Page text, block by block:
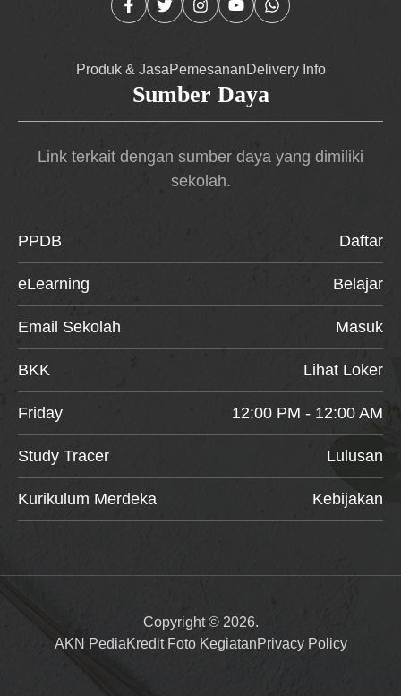
Produk & JasaPemesananDelivery Info
Sumber Daya
Link terkait dengan sumber daya yang dimiliki
sekolah.
PPDB Daftar
eLearning Belajar
Email Sekolah Masuk
BKK Lihat Loker
Friday 12:00 PM - 12:00 AM
Study Tracer Lulusan
Kurikulum Merdeka Kebijakan
Copyright © 2026.
AKN PediaKredit Foto KegiatanPrivacy Policy